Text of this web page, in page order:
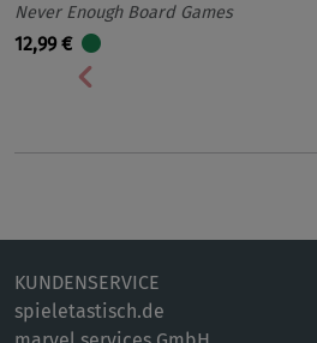
Never Enough Board Games
12,99 €
Vorherige
KUNDENSERVICE
spieletastisch.de